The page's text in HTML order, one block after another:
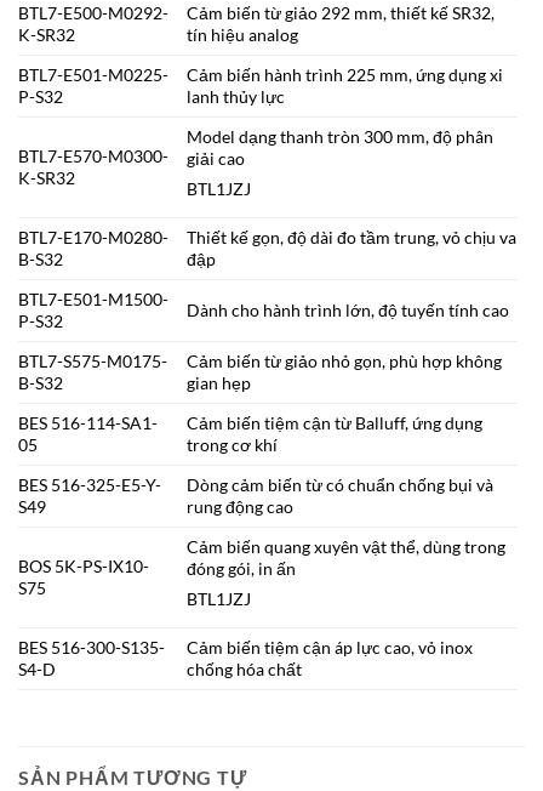
BTL7-E500-M0292-
K-SR32
Cảm biến từ giảo 292 mm, thiết kế SR32,
tín hiệu analog
BTL7-E501-M0225-
P-S32
Cảm biến hành trình 225 mm, ứng dụng xi
lanh thủy lực
BTL7-E570-M0300-
K-SR32
Model dạng thanh tròn 300 mm, độ phân
giải cao
BTL1JZJ
BTL7-E170-M0280-
B-S32
Thiết kế gọn, độ dài đo tầm trung, vỏ chịu va
đập
BTL7-E501-M1500-
P-S32
Dành cho hành trình lớn, độ tuyến tính cao
BTL7-S575-M0175-
B-S32
Cảm biến từ giảo nhỏ gọn, phù hợp không
gian hẹp
BES 516-114-SA1-
05
Cảm biến tiệm cận từ Balluff, ứng dụng
trong cơ khí
BES 516-325-E5-Y-
S49
Dòng cảm biến từ có chuẩn chống bụi và
rung động cao
BOS 5K-PS-IX10-
S75
Cảm biến quang xuyên vật thể, dùng trong
đóng gói, in ấn
BTL1JZJ
BES 516-300-S135-
S4-D
Cảm biến tiệm cận áp lực cao, vỏ inox
chống hóa chất
SẢN PHẨM TƯƠNG TỰ